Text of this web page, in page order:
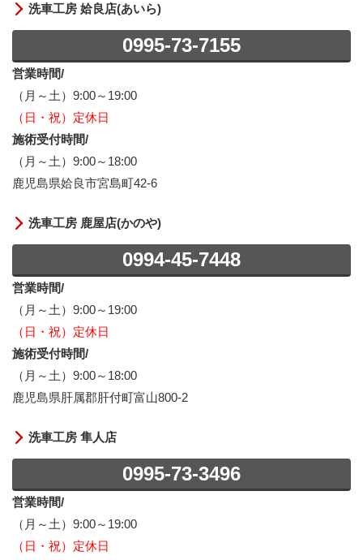
洗車工房 姶良店(あいら)
0995-73-7155
営業時間/
（月～土）9:00～19:00
（日・祝）定休日
施術受付時間/
（月～土）9:00～18:00
鹿児島県姶良市宮島町42-6
洗車工房 鹿屋店(かのや)
0994-45-7448
営業時間/
（月～土）9:00～19:00
（日・祝）定休日
施術受付時間/
（月～土）9:00～18:00
鹿児島県肝属郡肝付町富山800-2
洗車工房 隼人店
0995-73-3496
営業時間/
（月～土）9:00～19:00
（日・祝）定休日